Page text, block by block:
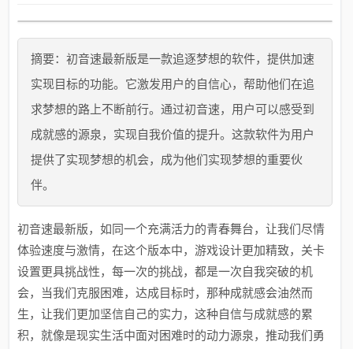
摘要：初音速最新版是一款追逐梦想的软件，提供加速
实现目标的功能。它激发用户的自信心，帮助他们在追
求梦想的路上不断前行。通过初音速，用户可以感受到
成就感的源泉，实现自我价值的提升。这款软件为用户
提供了实现梦想的机会，成为他们实现梦想的重要伙
伴。
初音速最新版，如同一个充满活力的青春舞台，让我们尽情
体验速度与激情，在这个版本中，游戏设计更加精致，关卡
设置更具挑战性，每一次的挑战，都是一次自我突破的机
会，当我们克服困难，达成目标时，那种成就感会油然而
生，让我们更加坚信自己的实力，这种自信与成就感的累
积，就像是现实生活中面对困难时的动力源泉，推动我们勇